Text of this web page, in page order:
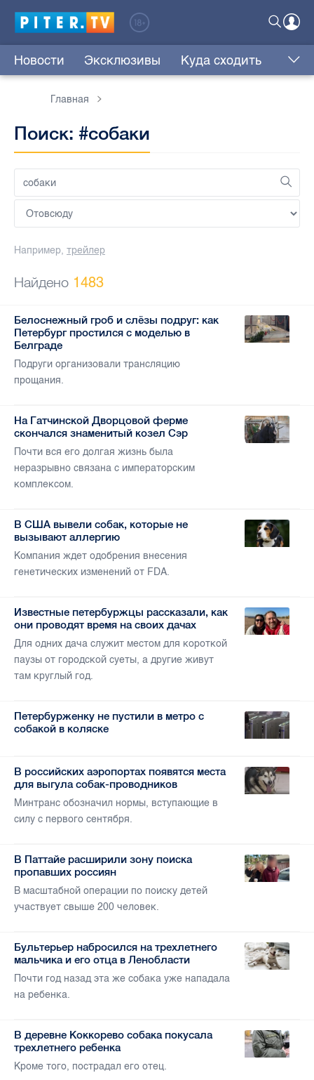
Новости Эксклюзивы Куда сходить
Главная
Поиск: #собаки
Например, трейлер
Найдено 1483
Белоснежный гроб и слёзы подруг: как
Петербург простился с моделью в
Белграде
Подруги организовали трансляцию
прощания.
На Гатчинской Дворцовой ферме
скончался знаменитый козел Сэр
Почти вся его долгая жизнь была
неразрывно связана с императорским
комплексом.
В США вывели собак, которые не
вызывают аллергию
Компания ждет одобрения внесения
генетических изменений от FDA.
Известные петербуржцы рассказали, как
они проводят время на своих дачах
Для одних дача служит местом для короткой
паузы от городской суеты, а другие живут
там круглый год.
Петербурженку не пустили в метро с
собакой в коляске
В российских аэропортах появятся места
для выгула собак-проводников
Минтранс обозначил нормы, вступающие в
силу с первого сентября.
В Паттайе расширили зону поиска
пропавших россиян
В масштабной операции по поиску детей
участвует свыше 200 человек.
Бультерьер набросился на трехлетнего
мальчика и его отца в Ленобласти
Почти год назад эта же собака уже нападала
на ребенка.
В деревне Коккорево собака покусала
трехлетнего ребенка
Кроме того, пострадал его отец.